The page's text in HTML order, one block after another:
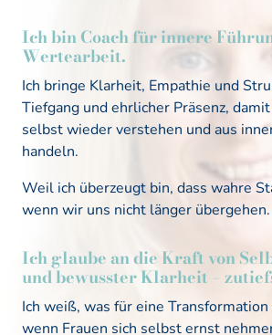
Ich bin Coach für innere
Wertearbeit.
Ich bringe Klarheit, Empathie und
Tiefgang und ehrlicher Präsenz,
selbst wieder verstehen und aus
handeln.
Weil ich überzeugt bin, dass wahre
wenn wir uns nicht länger übergehen.
Ich glaube an die Kraft von
und bewusster Klarheit –
Ich weiß, was für eine
wenn Frauen sich selbst ernst